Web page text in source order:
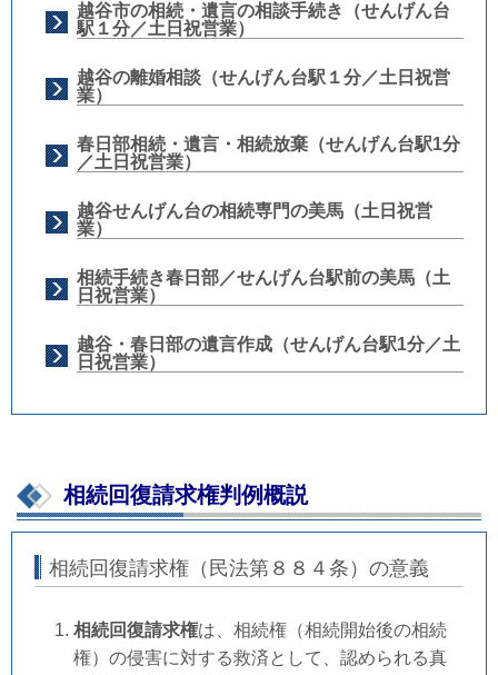
越谷市の相続・遺言の相談手続き（せんげん台
駅１分／土日祝営業）
越谷の離婚相談（せんげん台駅１分／土日祝営
業）
春日部相続・遺言・相続放棄（せんげん台駅1分
／土日祝営業）
越谷せんげん台の相続専門の美馬（土日祝営
業）
相続手続き春日部／せんげん台駅前の美馬（土
日祝営業）
越谷・春日部の遺言作成（せんげん台駅1分／土
日祝営業）
相続回復請求権判例概説
相続回復請求権（民法第８８４条）の意義
相続回復請求権は、相続権（相続開始後の相続
権）の侵害に対する救済として、認められる真